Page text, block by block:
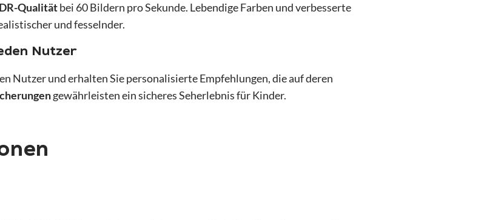
Qualitätbei 60 Bildern pro Sekunde. Lebendige Farben und verbesserte
und fesselnder.
Nutzer
Nutzer und erhalten Sie personalisierte Empfehlungen, die auf deren
gewährleisten ein sicheres Seherlebnis für Kinder.